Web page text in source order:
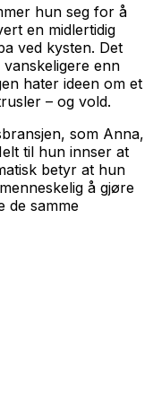
hun seg for å
en midlertidig
ved kysten. Det
enn
hater ideen om et
– og vold.
som Anna,
til hun innser at
betyr at hun
å gjøre
de samme